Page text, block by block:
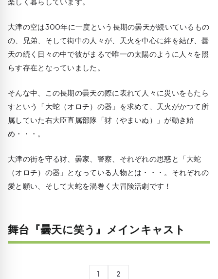
大津の空は300年に一度という長期の曇天が続いているもの
の、兄弟、そして街中の人々が、天火を中心に絆を結び、曇
天の続く日々の中で彼がまるで唯一の太陽のように人々を照
らす存在となっていました。
そんな中、この長期の曇天の際に表れて人々に災いをもたら
すという「大蛇（オロチ）の器」を求めて、天火がかつて所
属していた右大臣直属部隊「犲（やまいぬ）」が動き始
め・・・。
大津の街を守る犲、曇家、警察、それぞれの思惑と「大蛇
（オロチ）の器」となっている人物とは・・・。それぞれの
愛と願い、そして大蛇を渦巻く大冒険活劇です！
舞台『曇天に笑う』メインキャスト
1 2